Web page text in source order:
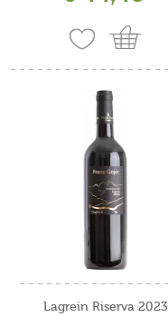
Lagrein Riserva 2023